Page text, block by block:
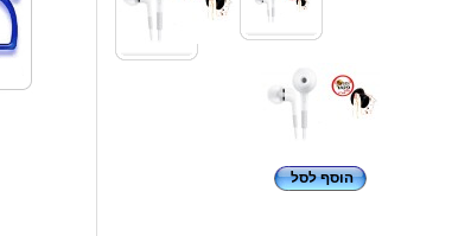
הוסף לסל